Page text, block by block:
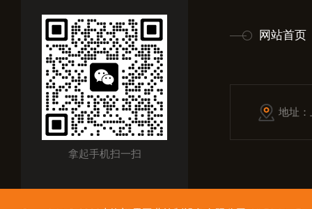
拿起手机扫一扫
网站首页
地址